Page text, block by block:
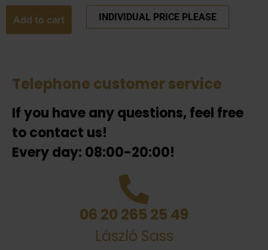
Add to cart INDIVIDUAL PRICE PLEASE
Telephone customer service
If you have any questions, feel free
to contact us!
Every day: 08:00-20:00!
06 20 265 25 49
László Sass